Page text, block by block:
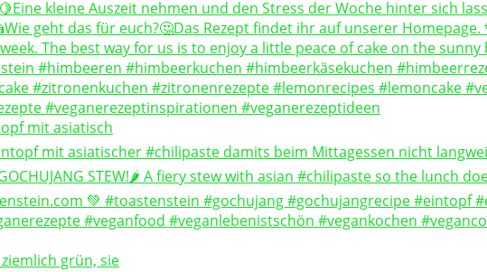
mit asiatisch
ziemlich grün, sie